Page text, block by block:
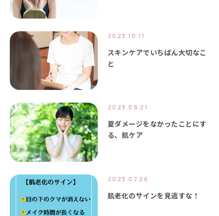
2025.10.11
スキンケアでいちばん大切なこ
と
2025.08.21
夏ダメージをなかったことにす
る、肌ケア
2025.07.26
肌老化のサインを見逃すな！